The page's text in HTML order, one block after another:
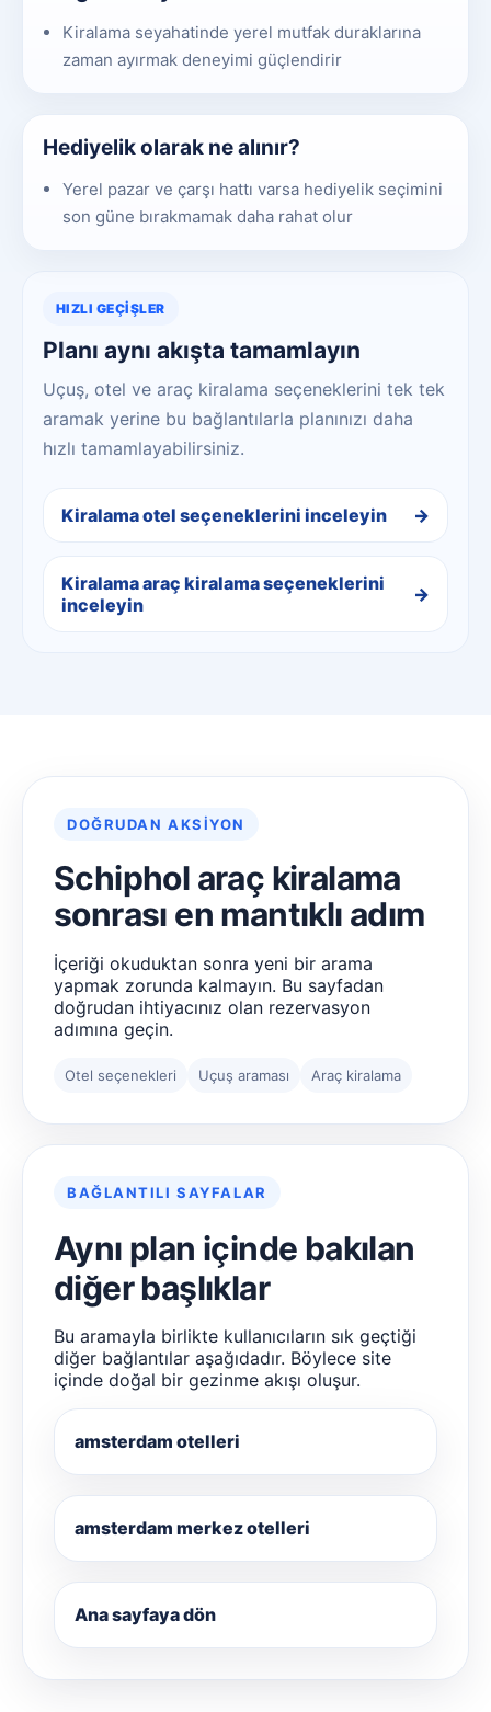
Kiralama seyahatinde yerel mutfak duraklarına
zaman ayırmak deneyimi güçlendirir
Hediyelik olarak ne alınır?
Yerel pazar ve çarşı hattı varsa hediyelik seçimini
son güne bırakmamak daha rahat olur
HIZLI GEÇIŞLER
Planı aynı akışta tamamlayın
Uçuş, otel ve araç kiralama seçeneklerini tek tek
aramak yerine bu bağlantılarla planınızı daha
hızlı tamamlayabilirsiniz.
Kiralama otel seçeneklerini inceleyin
Kiralama araç kiralama seçeneklerini
inceleyin
DOĞRUDAN AKSIYON
Schiphol araç kiralama
sonrası en mantıklı adım
İçeriği okuduktan sonra yeni bir arama
yapmak zorunda kalmayın. Bu sayfadan
doğrudan ihtiyacınız olan rezervasyon
adımına geçin.
Otel seçenekleri Uçuş araması Araç kiralama
BAĞLANTILI SAYFALAR
Aynı plan içinde bakılan
diğer başlıklar
Bu aramayla birlikte kullanıcıların sık geçtiği
diğer bağlantılar aşağıdadır. Böylece site
içinde doğal bir gezinme akışı oluşur.
amsterdam otelleri
amsterdam merkez otelleri
Ana sayfaya dön